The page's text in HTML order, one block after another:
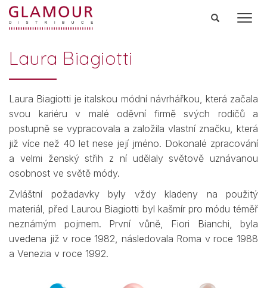
Laura Biagiotti
Laura Biagiotti je italskou módní návrhářkou, která začala
svou kariéru v malé oděvní firmě svých rodičů a
postupně se vypracovala a založila vlastní značku, která
již více než 40 let nese její jméno. Dokonalé zpracování
a velmi ženský střih z ní udělaly světově uznávanou
osobnost ve světě módy.
Zvláštní požadavky byly vždy kladeny na použitý
materiál, před Laurou Biagiotti byl kašmír pro módu téměř
neznámým pojmem. První vůně, Fiori Bianchi, byla
uvedena již v roce 1982, následovala Roma v roce 1988
a Venezia v roce 1992.